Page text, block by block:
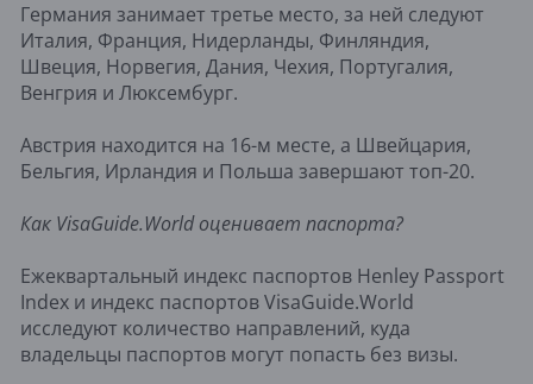
Германия занимает третье место, за ней следуют
Италия, Франция, Нидерланды, Финляндия,
Швеция, Норвегия, Дания, Чехия, Португалия,
Венгрия и Люксембург.
Австрия находится на 16-м месте, а Швейцария,
Бельгия, Ирландия и Польша завершают топ-20.
Как VisaGuide.World оценивает паспорта?
Ежеквартальный индекс паспортов Henley Passport
Index и индекс паспортов VisaGuide.World
исследуют количество направлений, куда
владельцы паспортов могут попасть без визы.